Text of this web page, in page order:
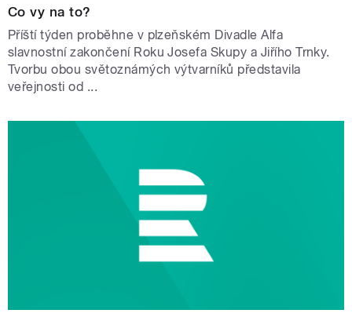
Co vy na to?
Příští týden proběhne v plzeňském Divadle Alfa
slavnostní zakončení Roku Josefa Skupy a Jiřího Trnky.
Tvorbu obou světoznámých výtvarníků představila
veřejnosti od ...